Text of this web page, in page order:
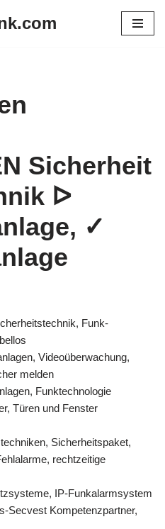
Sicherheit
ᐅ
✓
Funk-
Videoüberwachung,
melden
Funktechnologie
Türen und Fenster
Sicherheitspaket,
rechtzeitige
IP-Funkalarmsystem
Secvest Kompetenzpartner,